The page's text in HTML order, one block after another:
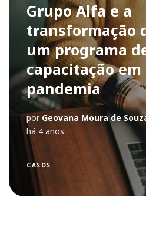
Grupo Alfa e a
transformação
um programa
capacitação
pandemia
por Geovana Moura de
há 4 anos
CASOS